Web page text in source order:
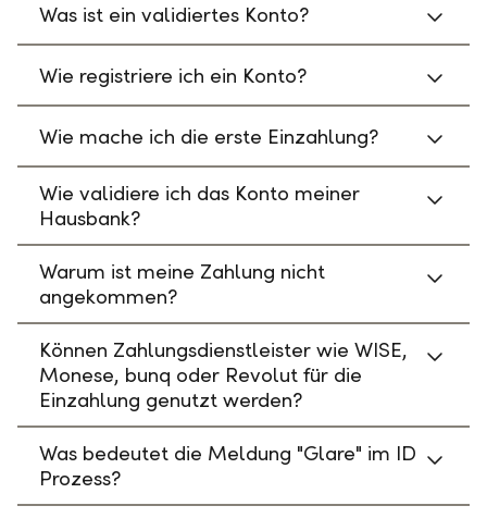
Was ist ein validiertes Konto?
Wie registriere ich ein Konto?
Wie mache ich die erste Einzahlung?
Wie validiere ich das Konto meiner
Hausbank?
Warum ist meine Zahlung nicht
angekommen?
Können Zahlungsdienstleister wie WISE,
Monese, bunq oder Revolut für die
Einzahlung genutzt werden?
Was bedeutet die Meldung "Glare" im ID
Prozess?